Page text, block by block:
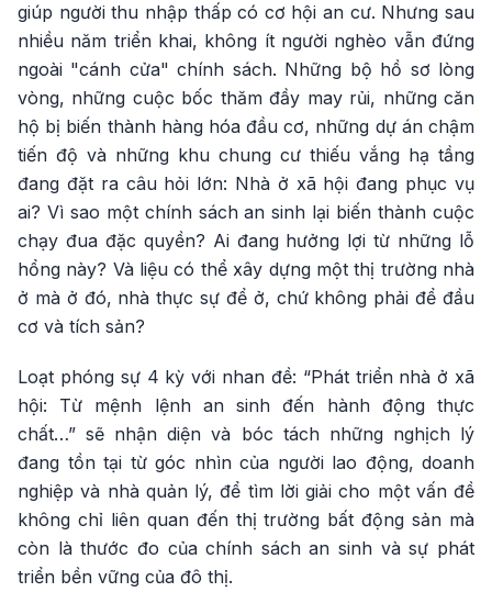
giúp người thu nhập thấp có cơ hội an cư. Nhưng sau
nhiều năm triển khai, không ít người nghèo vẫn đứng
ngoài "cánh cửa" chính sách. Những bộ hồ sơ lòng
vòng, những cuộc bốc thăm đầy may rủi, những căn
hộ bị biến thành hàng hóa đầu cơ, những dự án chậm
tiến độ và những khu chung cư thiếu vắng hạ tầng
đang đặt ra câu hỏi lớn: Nhà ở xã hội đang phục vụ
ai? Vì sao một chính sách an sinh lại biến thành cuộc
chạy đua đặc quyền? Ai đang hưởng lợi từ những lỗ
hổng này? Và liệu có thể xây dựng một thị trường nhà
ở mà ở đó, nhà thực sự để ở, chứ không phải để đầu
cơ và tích sản?
Loạt phóng sự 4 kỳ với nhan đề: “Phát triển nhà ở xã
hội: Từ mệnh lệnh an sinh đến hành động thực
chất…” sẽ nhận diện và bóc tách những nghịch lý
đang tồn tại từ góc nhìn của người lao động, doanh
nghiệp và nhà quản lý, để tìm lời giải cho một vấn đề
không chỉ liên quan đến thị trường bất động sản mà
còn là thước đo của chính sách an sinh và sự phát
triển bền vững của đô thị.